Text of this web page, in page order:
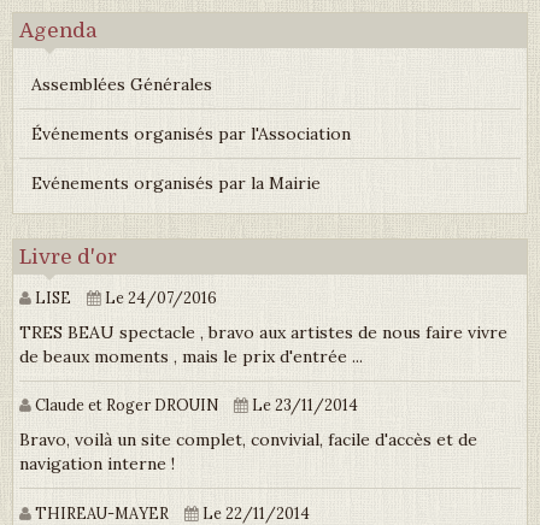
Agenda
Assemblées Générales
Événements organisés par l'Association
Evénements organisés par la Mairie
Livre d'or
LISE Le 24/07/2016
TRES BEAU spectacle , bravo aux artistes de nous faire vivre
de beaux moments , mais le prix d'entrée ...
Claude et Roger DROUIN Le 23/11/2014
Bravo, voilà un site complet, convivial, facile d'accès et de
navigation interne !
THIREAU-MAYER Le 22/11/2014